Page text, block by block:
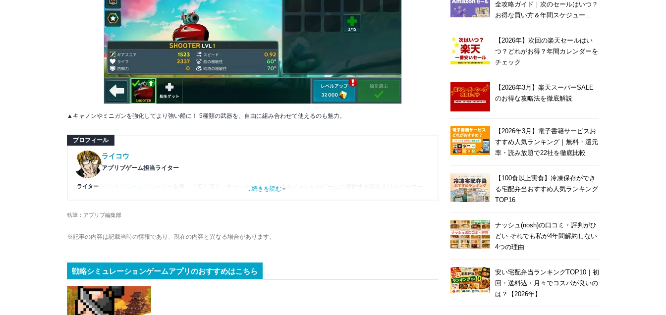
▲キャノンやミニガンを強化してより強い船に！ 5種類の武器を、自由に組み合わせて使えるのも魅力。
プロフィール
ライター
ライコウ
アプリブゲーム担当ライター
出身。「広く深く」をモットーに、あらゆるジャンルのゲームに精通する筋金入りのゲーマー。
や専門知識の深さは業界内でも高く評価されている。現在は、アプリブでゲーム関連のコンテンツを豊富に執筆中。
...続きを読む
執筆：アプリブ編集部
※記事の内容は記載当時の情報であり、現在の内容と異なる場合があります。
戦略シミュレーションゲームアプリのおすすめはこちら
全攻略ガイド｜次のセールはいつ？
お得な買い方＆年間スケジュー...
【2026年】次回の楽天セールはい
つ？どれがお得？年間カレンダーを
チェック
【2026年3月】楽天スーパーSALE
のお得な攻略法を徹底解説
【2026年3月】電子書籍サービスお
すすめ人気ランキング｜無料・還元
率・読み放題で22社を徹底比較
【100食以上実食】冷凍保存ができ
る宅配弁当おすすめ人気ランキング
TOP16
ナッシュ(nosh)の口コミ・評判がひ
どい それでも私が4年間解約しない
4つの理由
安い宅配弁当ランキングTOP10｜初
回・送料込・月々でコスパが良いの
は？【2026年】